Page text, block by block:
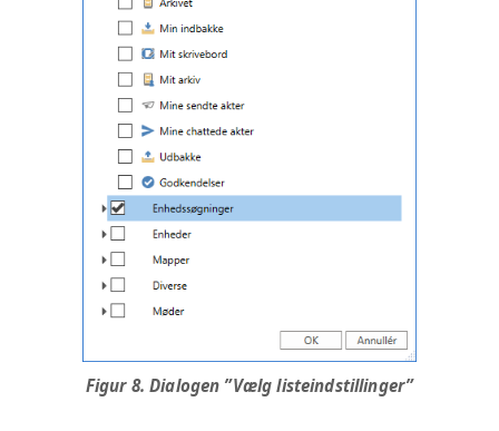
Figur 8. Dialogen ”Vælg listeindstillinger”